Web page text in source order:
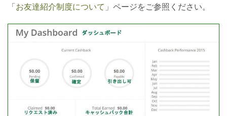
「お友達紹介制度について 」ページをご参照ください。